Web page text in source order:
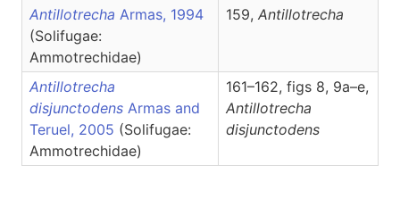
Antillotrecha Armas, 1994
(Solifugae:
Ammotrechidae)
159, Antillotrecha
Antillotrecha
disjunctodens Armas and
Teruel, 2005 (Solifugae:
Ammotrechidae)
161–162, figs 8, 9a–e,
Antillotrecha
disjunctodens